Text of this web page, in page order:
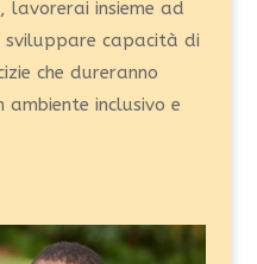
lavorerai insieme ad
capacità di
che dureranno
inclusivo e